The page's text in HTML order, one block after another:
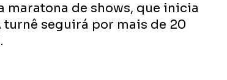
maratona de shows, que inicia
turnê seguirá por mais de 20